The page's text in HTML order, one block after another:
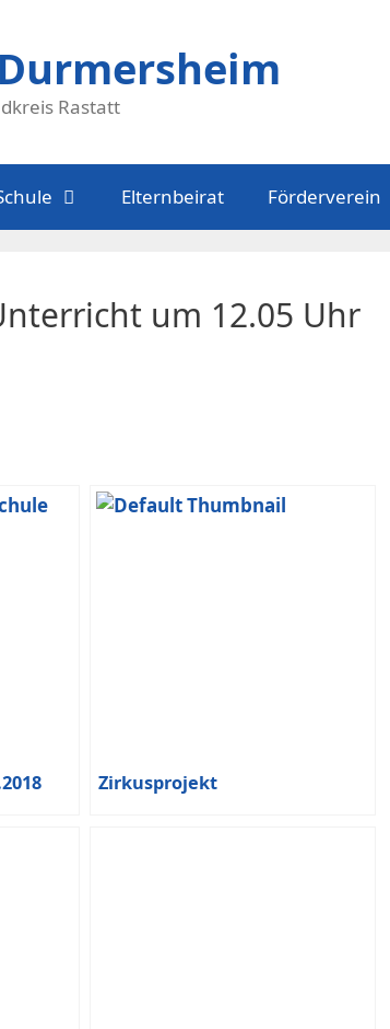
Rastatt
Elternbeirat Förderverein
um 12.05 Uhr
Zirkusprojekt